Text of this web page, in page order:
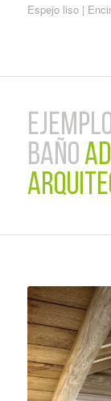
Espejo liso |
BAÑO